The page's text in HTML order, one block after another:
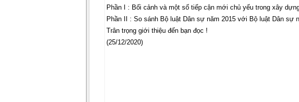
Phần I : Bối cảnh và một số tiếp cận mới chủ yếu trong xây
Phần II : So sánh Bộ luật Dân sự năm 2015 với Bộ luật Dân sự
Trân trọng giới thiệu đến bạn đọc !
(25/12/2020)